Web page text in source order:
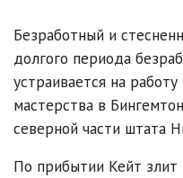
Безработный и
долгого периода
устраивается на
мастерства в
северной части штата
По прибытии Кейт